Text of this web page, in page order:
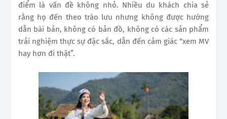
điểm là vấn đề không nhỏ. Nhiều du khách chia sẻ
rằng họ đến theo trào lưu nhưng không được hướng
dẫn bài bản, không có bản đồ, không có các sản phẩm
trải nghiệm thực sự đặc sắc, dẫn đến cảm giác “xem MV
hay hơn đi thật”.